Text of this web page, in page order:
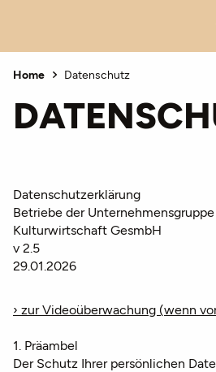
Home Datenschutz
Datenschutzerklärung
Betriebe der
Kulturwirtschaft GesmbH
v 2.5
29.01.2026
› zur Videoüberwachung (wenn
1. Präambel
Der Schutz Ihrer persönlichen